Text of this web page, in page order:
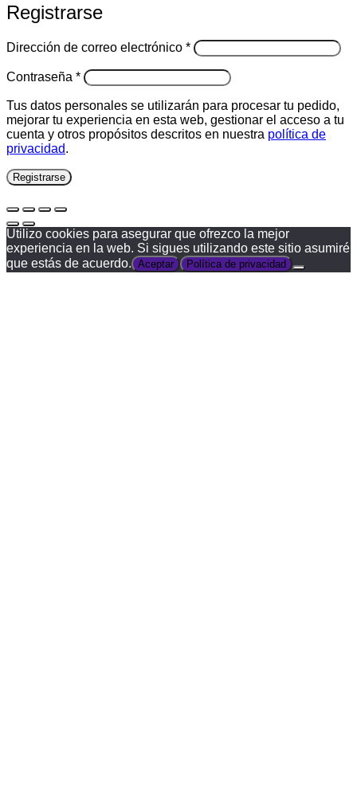
Registrarse
Dirección de correo electrónico *Obligatorio
Contraseña *Obligatorio
Tus datos personales se utilizarán para procesar tu pedido,
mejorar tu experiencia en esta web, gestionar el acceso a tu
cuenta y otros propósitos descritos en nuestra política de
privacidad.
Registrarse
Utilizo cookies para asegurar que ofrezco la mejor
experiencia en la web. Si sigues utilizando este sitio asumiré
que estás de acuerdo. Aceptar Política de privacidad